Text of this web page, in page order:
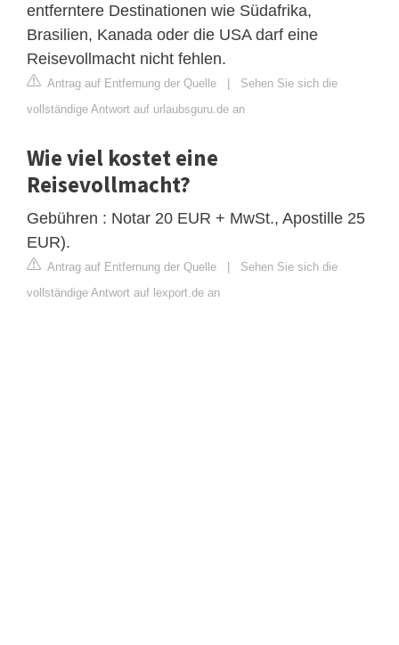
entferntere Destinationen wie Südafrika,
Brasilien, Kanada oder die USA darf eine
Reisevollmacht nicht fehlen.
Antrag auf Entfernung der Quelle | Sehen Sie sich die
vollständige Antwort auf urlaubsguru.de an
Wie viel kostet eine
Reisevollmacht?
Gebühren : Notar 20 EUR + MwSt., Apostille 25
EUR).
Antrag auf Entfernung der Quelle | Sehen Sie sich die
vollständige Antwort auf lexport.de an